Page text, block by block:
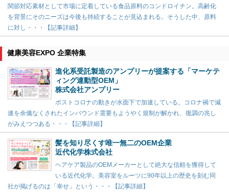
関節対応素材として市場に定着している食品原料のコンドロイチン。高齢化
を背景にそのニーズは今後も持続することが見込まれる。そうした中、原料
に対し・・・【記事詳細】
健康美容EXPO 企業特集
進化系受託製造のアンプリーが提案する「マーケテ
ィング連動型OEM」
株式会社アンプリー
ポストコロナの動きが水面下で加速している。コロナ禍で減
速を余儀なくされたインバウンド需要もようやく規制が解かれ、復調の兆し
がみえつつある・・・【記事詳細】
髪を知り尽くす唯一無二のOEM企業
近代化学株式会社
ヘアケア製品のOEMメーカーとして絶大な信頼を獲得して
いる近代化学。美容室をルーツに90年以上の歴史を刻む同
社が掲げるのは「幸せ」という・・・【記事詳細】